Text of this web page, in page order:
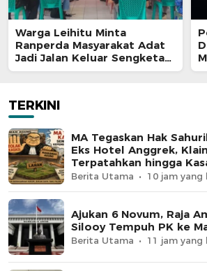
Warga Leihitu Minta
Ranperda Masyarakat Adat
Jadi Jalan Keluar Sengketa
Enam Dusun Tanjung Sial
TERKINI
MA Tegaskan Hak
Eks Hotel Anggrek,
Terpatahkan hingga
Berita Utama 10 jam yang
Ajukan 6 Novum, Raja
Silooy Tempuh PK ke
Berita Utama 11 jam yang